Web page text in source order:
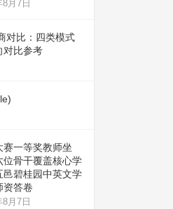
月7日
对比：四类模式
对比参考
赛一等奖教师坐
位骨干覆盖核心学
邑碧桂园中英文学
资答卷
月7日